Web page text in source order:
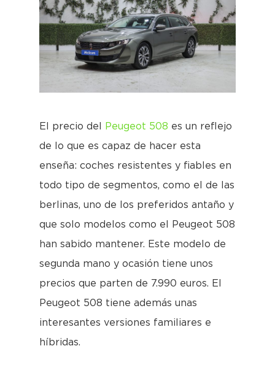
El precio del Peugeot 508 es un reflejo
de lo que es capaz de hacer esta
enseña: coches resistentes y fiables en
todo tipo de segmentos, como el de las
berlinas, uno de los preferidos antaño y
que solo modelos como el Peugeot 508
han sabido mantener. Este modelo de
segunda mano y ocasión tiene unos
precios que parten de 7.990 euros. El
Peugeot 508 tiene además unas
interesantes versiones familiares e
híbridas.